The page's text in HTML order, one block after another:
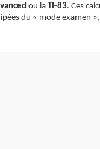
ou la TI-83. Ces
du « mode examen